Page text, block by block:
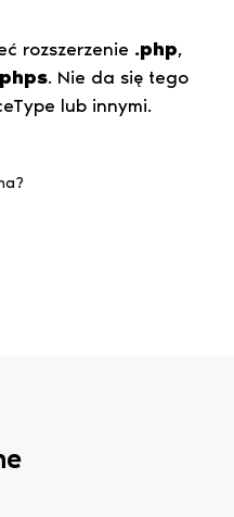
rozszerzenie .php,
. Nie da się tego
lub innymi.